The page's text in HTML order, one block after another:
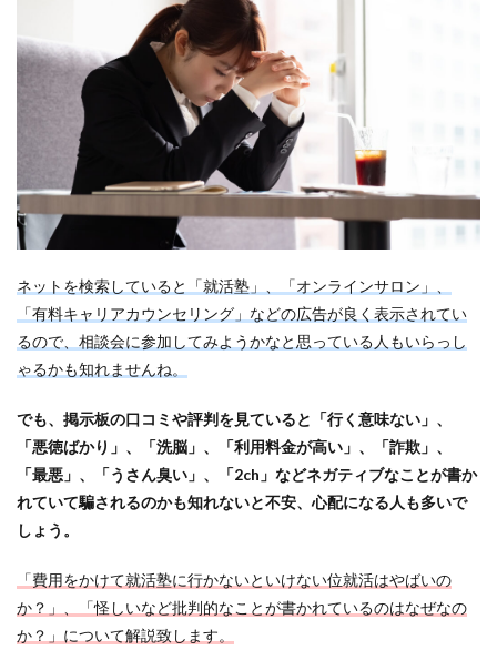
ネットを検索していると「就活塾」、「オンラインサロン」、
「有料キャリアカウンセリング」などの広告が良く表示されてい
るので、相談会に参加してみようかなと思っている人もいらっし
ゃるかも知れませんね。
でも、掲示板の口コミや評判を見ていると「行く意味ない」、
「悪徳ばかり」、「洗脳」、「利用料金が高い」、「詐欺」、
「最悪」、「うさん臭い」、「2ch」などネガティブなことが書か
れていて騙されるのかも知れないと不安、心配になる人も多いで
しょう。
「費用をかけて就活塾に行かないといけない位就活はやばいの
か？」、「怪しいなど批判的なことが書かれているのはなぜなの
か？」について解説致します。
TSUNORU
キャンパスキャリア
キャリチャン
キャリセン就活エージェント
キャリアパーク
キャリアチケットスカウト
キャリアチケット
キャリアセレクト
キャリアスタート
キミスカ
エンジニア
カレンダー
かからない大学
オファーボックス
オファーサービス
おすすめ
エントリーシート（ES）
エントリーシート
エントリー
エンジニア就活 type就活
SPI
サポーターズ
20代前半
Career Select
CAMPUS CAREER
8月 7月
6月
45時間以上
30代
dodaキャンパス
20万 2025卒
2024卒
2024
2023 1月 1年目
1ヵ月未満
12月
DiG UP CAREER DYM就職
Sier
Re就活
Premiumスカウト
Meets Company
Maenomery JobSpring
ES
JOBRASS新卒
JAIC IT求人ナビ
IT企業
ITばかり
ITエンジニア